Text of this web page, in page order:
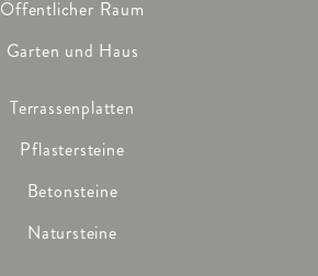
Öffentlicher Raum
Garten und Haus
Terrassenplatten
Pflastersteine
Betonsteine
Natursteine